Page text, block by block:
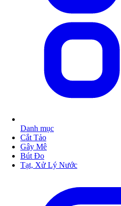
Danh mục
Cắt Tảo
Gây Mê
Bút Đo
Tạt, Xử Lý Nước